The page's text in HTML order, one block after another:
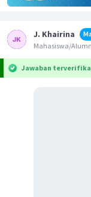
J. Khairina
Mahasiswa/
Jawaban